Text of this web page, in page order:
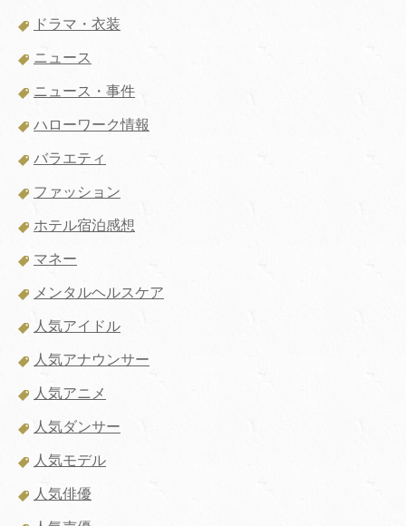
ドラマ・衣装
ニュース
ニュース・事件
ハローワーク情報
バラエティ
ファッション
ホテル宿泊感想
マネー
メンタルヘルスケア
人気アイドル
人気アナウンサー
人気アニメ
人気ダンサー
人気モデル
人気俳優